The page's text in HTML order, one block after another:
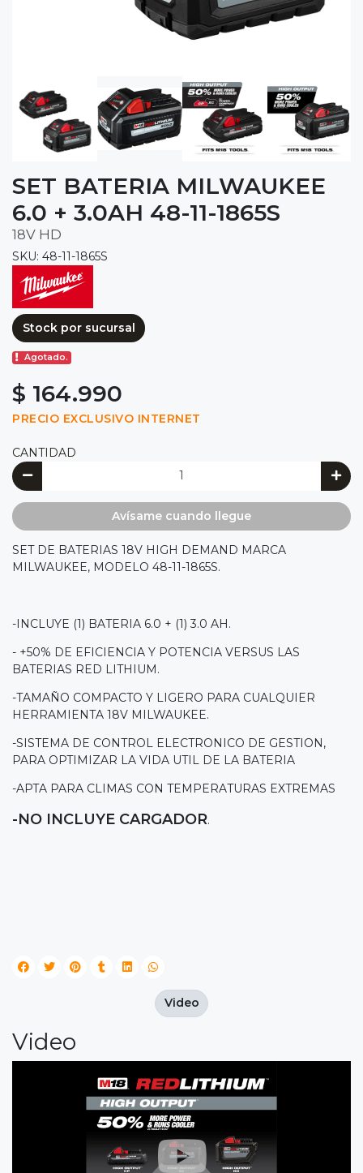
SET BATERIA MILWAUKEE
6.0 + 3.0AH 48-11-1865S
18V HD
SKU: 48-11-1865S
Stock por sucursal
Agotado.
$ 164.990
PRECIO EXCLUSIVO INTERNET
CANTIDAD
Avísame cuando llegue
SET DE BATERIAS 18V HIGH DEMAND MARCA
MILWAUKEE, MODELO 48-11-1865S.
-INCLUYE (1) BATERIA 6.0 + (1) 3.0 AH.
- +50% DE EFICIENCIA Y POTENCIA VERSUS LAS
BATERIAS RED LITHIUM.
-TAMAÑO COMPACTO Y LIGERO PARA CUALQUIER
HERRAMIENTA 18V MILWAUKEE.
-SISTEMA DE CONTROL ELECTRONICO DE GESTION,
PARA OPTIMIZAR LA VIDA UTIL DE LA BATERIA
-APTA PARA CLIMAS CON TEMPERATURAS EXTREMAS
-NO INCLUYE CARGADOR.
Video
Video